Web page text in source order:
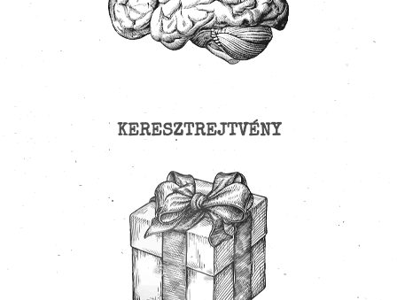
KERESZTREJTVÉNY